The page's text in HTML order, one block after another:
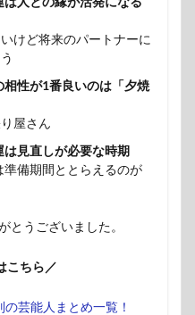
けど将来のパートナーに
性が1番良いのは「夕焼
屋さん
見直しが必要な時期
備期間ととらえるのが
とうございました。
こちら／
芸能人まとめ一覧！